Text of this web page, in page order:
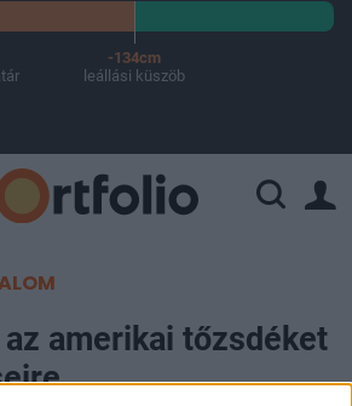
-134cm
leállási küszöb
amerikai tőzsdéket